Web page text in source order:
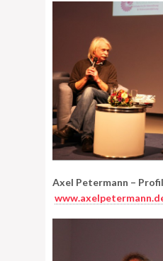
Axel Petermann –